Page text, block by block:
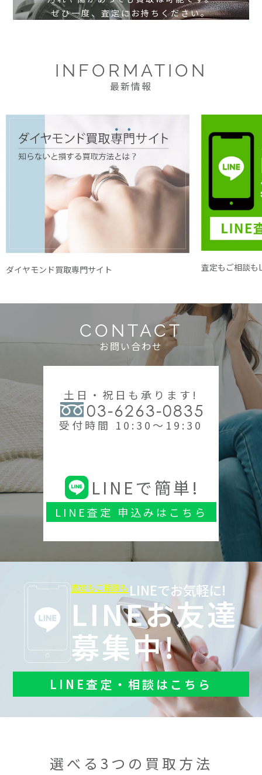
ぜひ一度、査定にお持ちください。
INFORMATION
最新情報
ダイヤモンド買取専門サイト 査定もご相談も
CONTACT
お問い合わせ
土日・祝日も承ります!
03-6263-0835
受付時間 10:30～19:30
LINEで簡単!
LINE査定 申込みはこちら
査定もご相談も LINEでお気軽に!
LINEお友達
募集中!
LINE査定・相談はこちら
選べる3つの買取方法